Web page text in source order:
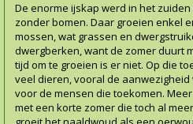
De enorme ijskap werd in het
zonder bomen. Daar groeien enkel
mossen, wat grassen en
dwergberken, want de zomer duurt
tijd om te groeien is er niet. Op die
veel dieren, vooral de
voor de mensen die toekomen.
met een korte zomer die toch al